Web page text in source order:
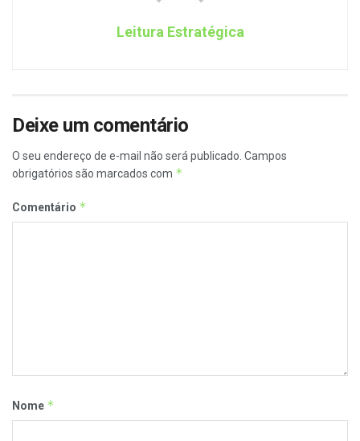
Leitura Estratégica
Deixe um comentário
O seu endereço de e-mail não será publicado. Campos
obrigatórios são marcados com *
Comentário *
Nome *